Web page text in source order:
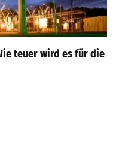
teuer wird es für die